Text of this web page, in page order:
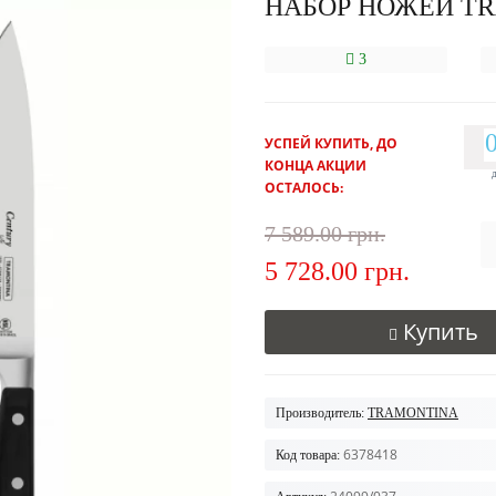
НАБОР НОЖЕЙ
3
УСПЕЙ КУПИТЬ, ДО
КОНЦА АКЦИИ
ОСТАЛОСЬ:
9
9
0
0
7 589.00 грн.
5 728.00 грн.
Купить
Производитель: TRAMONTINA
Код товара: 6378418